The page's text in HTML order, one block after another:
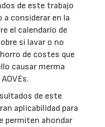
de este trabajo
a considerar en la
el calendario de
si lavar o no
de costes que
causar merma
de este
aplicabilidad para
permiten ahondar